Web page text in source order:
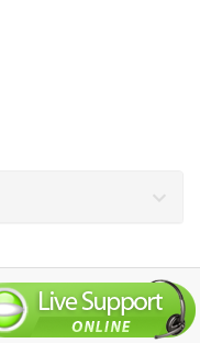
Jog Fenntartva.